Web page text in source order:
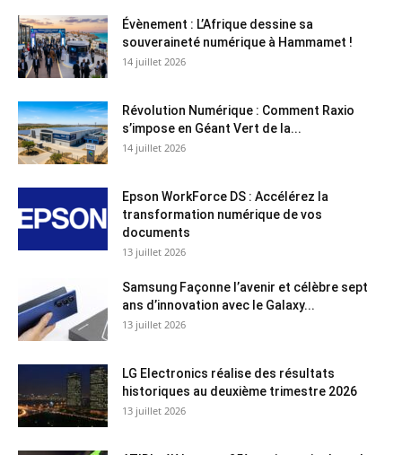
Évènement : L’Afrique dessine sa
souveraineté numérique à Hammamet !
14 juillet 2026
Révolution Numérique : Comment Raxio
s’impose en Géant Vert de la...
14 juillet 2026
Epson WorkForce DS : Accélérez la
transformation numérique de vos
documents
13 juillet 2026
Samsung Façonne l’avenir et célèbre sept
ans d’innovation avec le Galaxy...
13 juillet 2026
LG Electronics réalise des résultats
historiques au deuxième trimestre 2026
13 juillet 2026